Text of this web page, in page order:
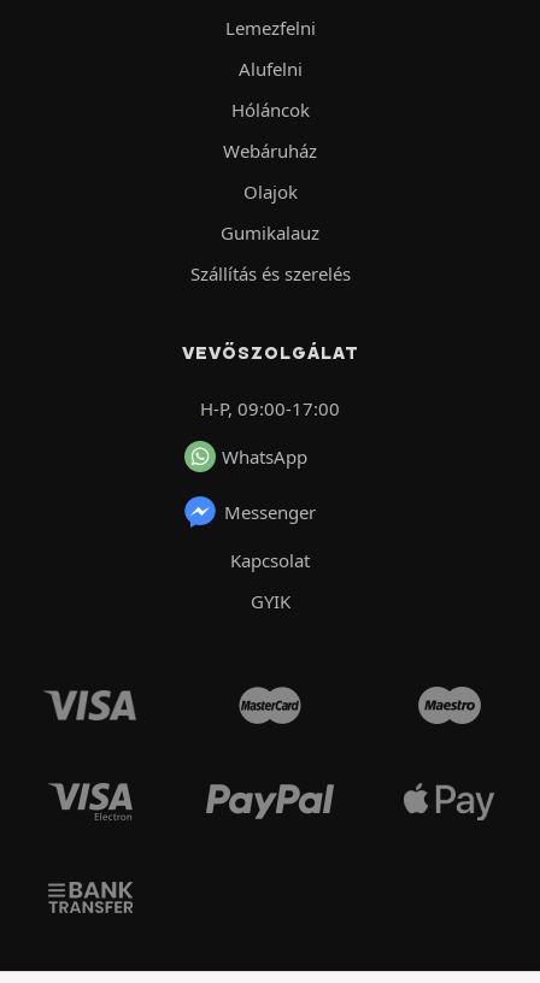
Lemezfelni
Alufelni
Hóláncok
Webáruház
Olajok
Gumikalauz
Szállítás és szerelés
VEVŐSZOLGÁLAT
H-P, 09:00-17:00
WhatsApp
Messenger
Kapcsolat
GYIK